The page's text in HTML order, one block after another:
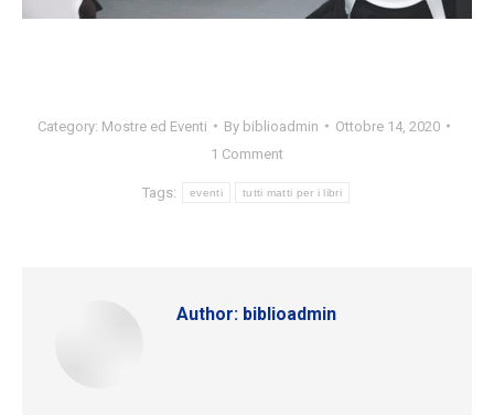
Category: Mostre ed Eventi By biblioadmin
Ottobre 14, 2020
1 Comment
Tags: eventi tutti matti per i libri
Author: biblioadmin